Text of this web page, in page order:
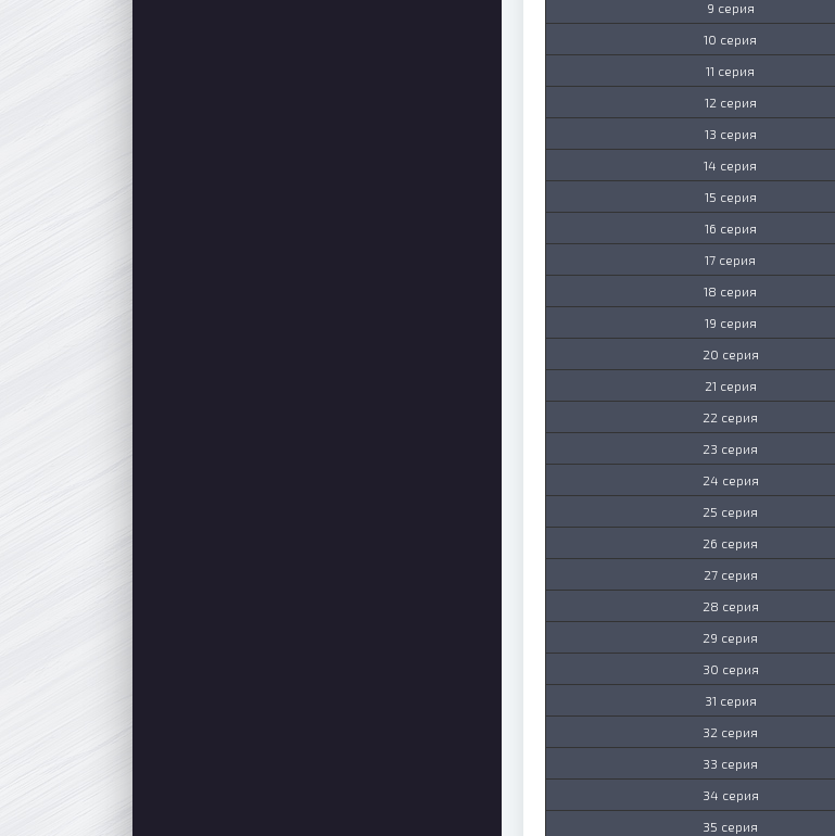
9 серия
10 серия
11 серия
12 серия
13 серия
14 серия
15 серия
16 серия
17 серия
18 серия
19 серия
20 серия
21 серия
22 серия
23 серия
24 серия
25 серия
26 серия
27 серия
28 серия
29 серия
30 серия
31 серия
32 серия
33 серия
34 серия
35 серия